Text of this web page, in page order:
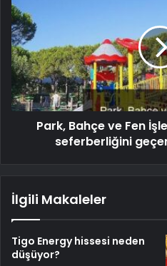
Park, Bahçe ve Fen
seferberliğini
İlgili Makaleler
Tigo Energy hissesi neden
düşüyor?